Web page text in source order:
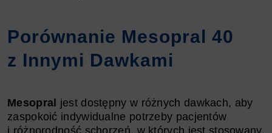
Porównanie Mesopral 40
z Innymi Dawkami
Mesopral jest dostępny w różnych dawkach, aby
zaspokoić indywidualne potrzeby pacjentów
i różnorodność schorzeń, w których jest stosowany.